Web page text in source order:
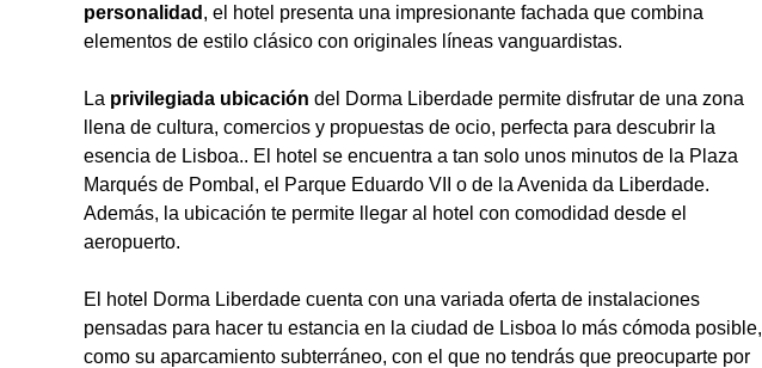
personalidad , el hotel presenta una impresionante fachada que combina
elementos de estilo clásico con originales líneas vanguardistas.
La privilegiada ubicación del Dorma Liberdade permite disfrutar de una zona
llena de cultura, comercios y propuestas de ocio, perfecta para descubrir la
esencia de Lisboa.. El hotel se encuentra a tan solo unos minutos de la Plaza
Marqués de Pombal, el Parque Eduardo VII o de la Avenida da Liberdade.
Además, la ubicación te permite llegar al hotel con comodidad desde el
aeropuerto.
El hotel Dorma Liberdade cuenta con una variada oferta de instalaciones
pensadas para hacer tu estancia en la ciudad de Lisboa lo más cómoda posible,
como su aparcamiento subterráneo, con el que no tendrás que preocuparte por